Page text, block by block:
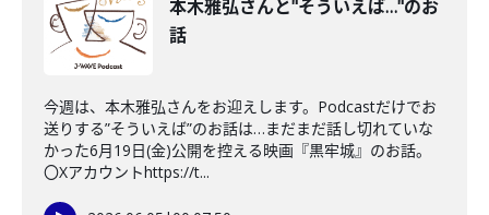
本木雅弘さんと"そういえば…"のお
話
今週は、本木雅弘さんをお迎えします。Podcastだけでお
送りする”そういえば”のお話は…まだまだ話し切れていな
かった6月19日(金)公開を控える映画『黒牢城』のお話。
〇Xアカウントhttps://t...